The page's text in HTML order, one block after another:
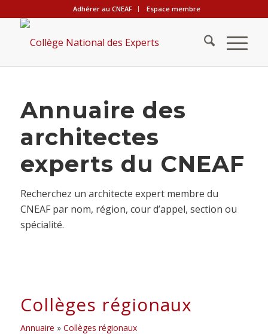
Adhérer au CNEAF Espace membre
Annuaire des
architectes
experts du CNEAF
Recherchez un architecte expert membre du
CNEAF par nom, région, cour d’appel, section ou
spécialité.
Collèges régionaux
Annuaire » Collèges régionaux